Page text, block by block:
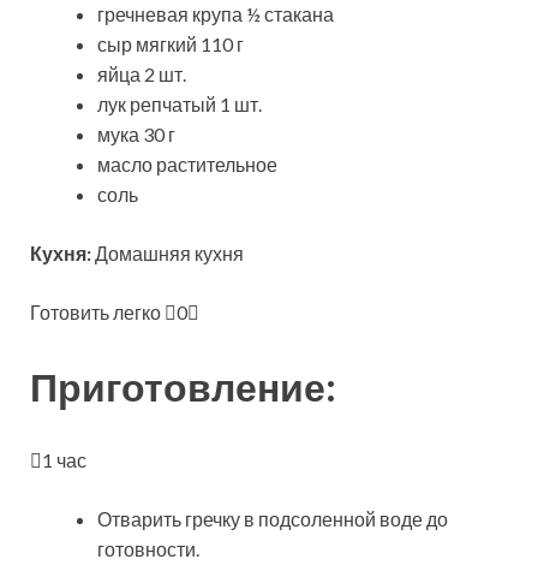
гречневая крупа ½ стакана
сыр мягкий 110 г
яйца 2 шт.
лук репчатый 1 шт.
мука 30 г
масло растительное
соль
Кухня: Домашняя кухня
Готовить легко 0
Приготовление:
1 час
Отварить гречку в подсоленной воде до
готовности.